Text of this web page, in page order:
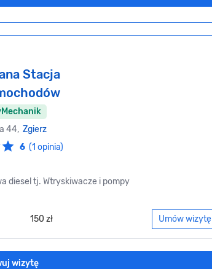
Stacja
44, Zgierz
6 (1 opinia)
diesel tj. Wtryskiwacze i pompy
150 zł Umów wizytę
wizytę